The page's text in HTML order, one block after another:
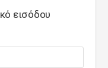
εισόδου